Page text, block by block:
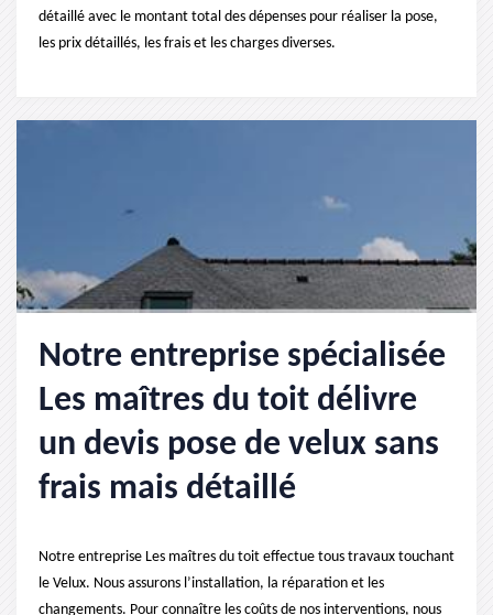
détaillé avec le montant total des dépenses pour réaliser la pose,
les prix détaillés, les frais et les charges diverses.
Notre entreprise spécialisée
Les maîtres du toit délivre
un devis pose de velux sans
frais mais détaillé
Notre entreprise Les maîtres du toit effectue tous travaux touchant
le Velux. Nous assurons l’installation, la réparation et les
changements. Pour connaître les coûts de nos interventions, nous